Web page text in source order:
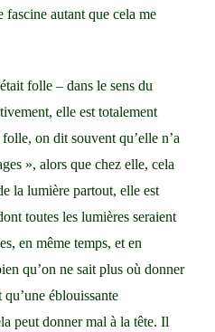
autant que cela me
folle – dans le sens du
elle est totalement
on dit souvent qu’elle n’a
», alors que chez elle, cela
la lumière partout, elle est
toutes les lumières seraient
en même temps, et en
qu’on ne sait plus où donner
éblouissante
peut donner mal à la tête. Il